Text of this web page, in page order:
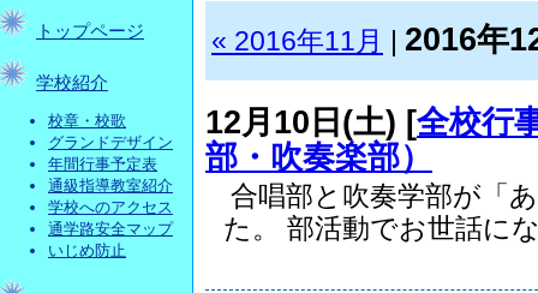
トップページ
学校紹介
校章・校歌
グランドデザイン
年間行事予定表
通級指導教室紹介
学校へのアクセス
通学路安全マップ
いじめ防止
« 2016年11月 2016年
12月10日(土) [全校行
部・吹奏楽部）
合唱部と吹奏学部が「
た。 部活動でお世話に